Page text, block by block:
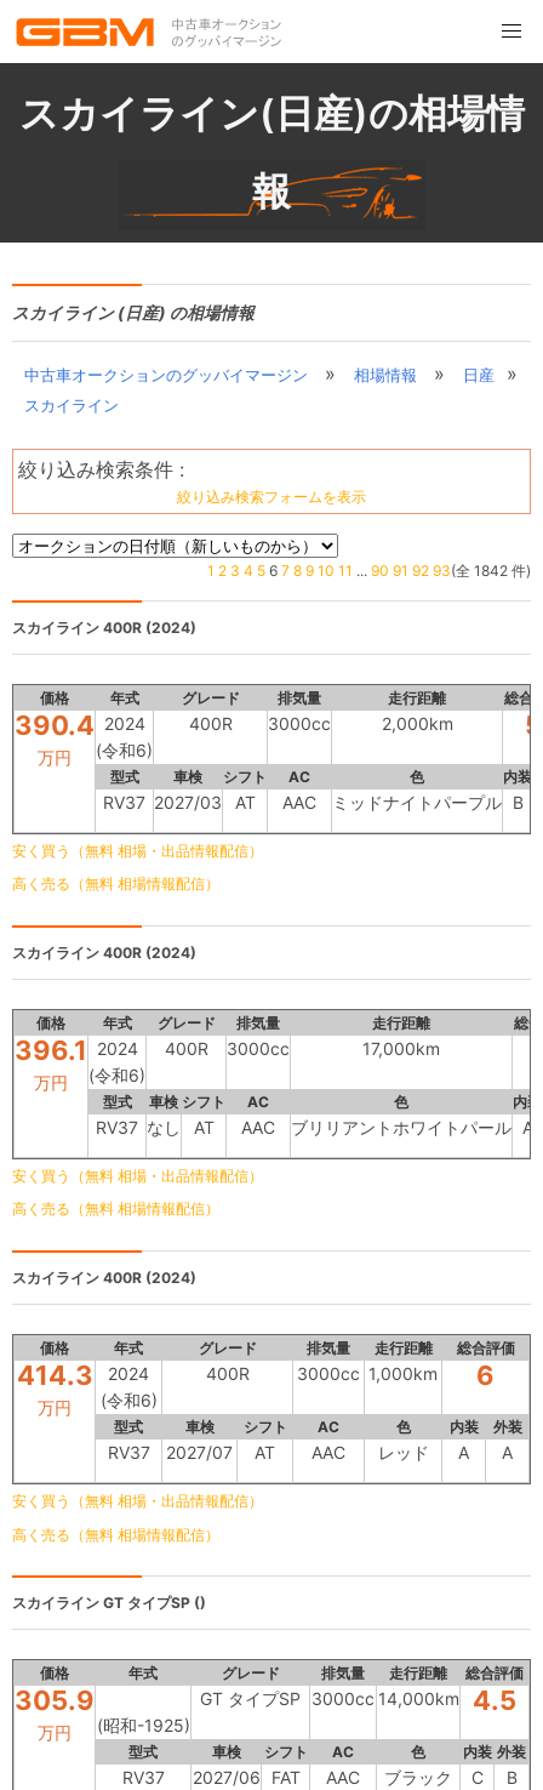
スカイライン(日産)の相場情
報
スカイライン (日産) の相場情報
中古車オークションのグッバイマージン » 相場情報 » 日産 »
スカイライン
絞り込み検索条件 :
絞り込み検索フォームを表示
1 2 3 4 5 6 7 8 9 10 11 ... 90 91 92 93(全 1842 件)
スカイライン 400R (2024)
価格 年式 グレード 排気量 走行距離 総合
390.4
万円
2024
(令和6)
400R 3000cc 2,000km 5
型式 車検 シフト AC 色 内装
RV37 2027/03 AT AAC ミッドナイトパープル B
安く買う（無料 相場・出品情報配信）
高く売る（無料 相場情報配信）
スカイライン 400R (2024)
価格 年式 グレード 排気量 走行距離 総
396.1
万円
2024
(令和6)
400R 3000cc 17,000km
型式 車検 シフト AC 色 内装
RV37 なし AT AAC ブリリアントホワイトパール A
安く買う（無料 相場・出品情報配信）
高く売る（無料 相場情報配信）
スカイライン 400R (2024)
価格 年式 グレード 排気量 走行距離 総合評価
414.3
万円
2024
(令和6)
400R 3000cc 1,000km 6
型式 車検 シフト AC 色 内装 外装
RV37 2027/07 AT AAC レッド A A
安く買う（無料 相場・出品情報配信）
高く売る（無料 相場情報配信）
スカイライン GT タイプSP ()
価格 年式 グレード 排気量 走行距離 総合評価
305.9
万円 (昭和-1925)
GT タイプSP 3000cc 14,000km 4.5
型式 車検 シフト AC 色 内装 外装
RV37 2027/06 FAT AAC ブラック C B